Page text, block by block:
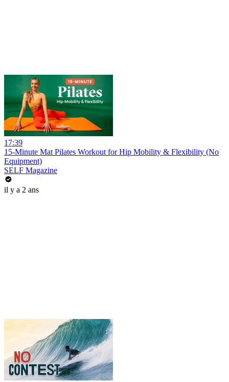
17:39
15-Minute Mat Pilates Workout for Hip Mobility & Flexibility (No
Equipment)
SELF Magazine
il y a 2 ans